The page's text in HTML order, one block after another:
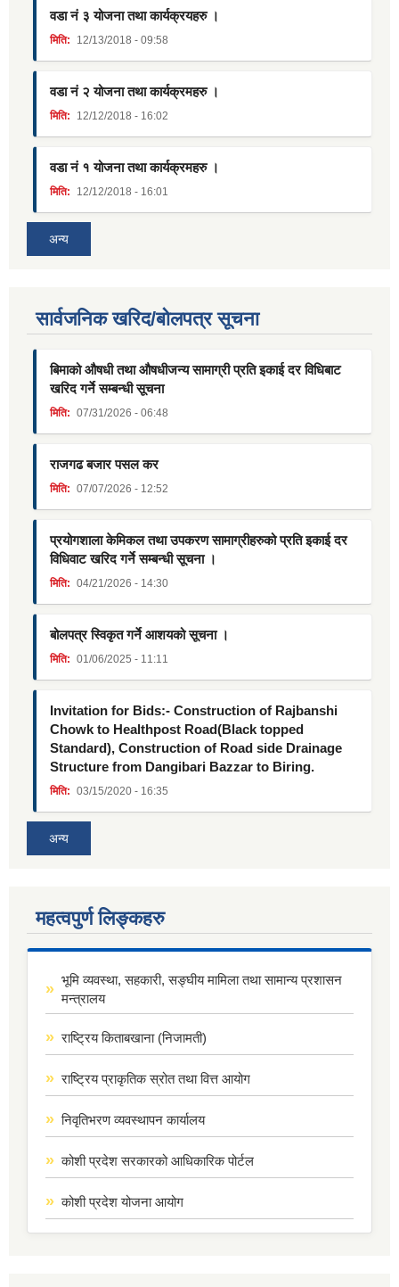
वडा नं ३ योजना तथा कार्यक्रयहरु ।
मिति: 12/13/2018 - 09:58
वडा नं २ योजना तथा कार्यक्रमहरु ।
मिति: 12/12/2018 - 16:02
वडा नं १ योजना तथा कार्यक्रमहरु ।
मिति: 12/12/2018 - 16:01
अन्य
सार्वजनिक खरिद/बोलपत्र सूचना
बिमाको औषधी तथा औषधीजन्य सामाग्री प्रति इकाई दर विधिबाट
खरिद गर्ने सम्बन्धी सूचना
मिति: 07/31/2026 - 06:48
राजगढ बजार पसल कर
मिति: 07/07/2026 - 12:52
प्रयोगशाला केमिकल तथा उपकरण सामाग्रीहरुको प्रति इकाई दर
विधिवाट खरिद गर्ने सम्बन्धी सूचना ।
मिति: 04/21/2026 - 14:30
बोलपत्र स्विकृत गर्ने आशयको सूचना ।
मिति: 01/06/2025 - 11:11
Invitation for Bids:- Construction of Rajbanshi
Chowk to Healthpost Road(Black topped
Standard), Construction of Road side Drainage
Structure from Dangibari Bazzar to Biring.
मिति: 03/15/2020 - 16:35
अन्य
महत्वपुर्ण लिङ्कहरु
भूमि व्यवस्था, सहकारी, सङ्घीय मामिला तथा सामान्य प्रशासन
मन्त्रालय
राष्ट्रिय किताबखाना (निजामती)
राष्ट्रिय प्राकृतिक स्रोत तथा वित्त आयोग
निवृतिभरण व्यवस्थापन कार्यालय
कोशी प्रदेश सरकारको आधिकारिक पोर्टल
कोशी प्रदेश योजना आयोग